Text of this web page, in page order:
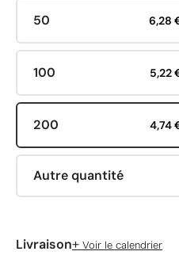
50 6,28
100 5,22
200 4,74
Autre quantité
Livraison+ Voir le calendrier